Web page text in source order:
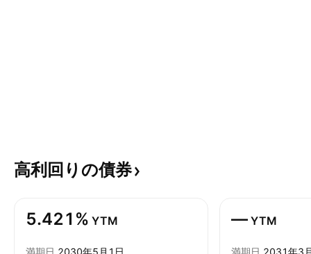
高利回りの債券
5.421% YTM
満期日 2030年5月1日
— YTM
満期日 2031年3